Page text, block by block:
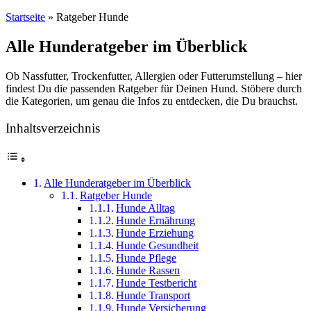
Startseite » Ratgeber Hunde
Alle Hunderatgeber im Überblick
Ob Nassfutter, Trockenfutter, Allergien oder Futterumstellung – hier
findest Du die passenden Ratgeber für Deinen Hund. Stöbere durch
die Kategorien, um genau die Infos zu entdecken, die Du brauchst.
Inhaltsverzeichnis
Alle Hunderatgeber im Überblick
Ratgeber Hunde
Hunde Alltag
Hunde Ernährung
Hunde Erziehung
Hunde Gesundheit
Hunde Pflege
Hunde Rassen
Hunde Testbericht
Hunde Transport
Hunde Versicherung